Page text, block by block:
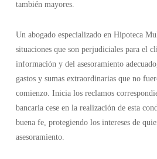
también mayores.
Un abogado especializado en Hipoteca
situaciones que son perjudiciales para el
información y del asesoramiento
gastos y sumas extraordinarias que no
comienzo. Inicia los reclamos
bancaria cese en la realización de esta
buena fe, protegiendo los intereses de
asesoramiento.